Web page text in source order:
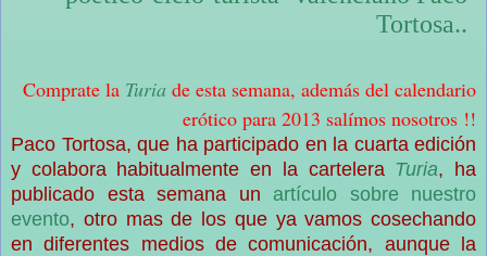
Comprate la Turia de esta semana, además del calendario
erótico para 2013 salímos nosotros !!
Paco Tortosa, que ha participado en la cuarta edición
y colabora habitualmente en la cartelera Turia, ha
publicado esta semana un artículo sobre nuestro
evento, otro mas de los que ya vamos cosechando
en diferentes medios de comunicación, aunque la